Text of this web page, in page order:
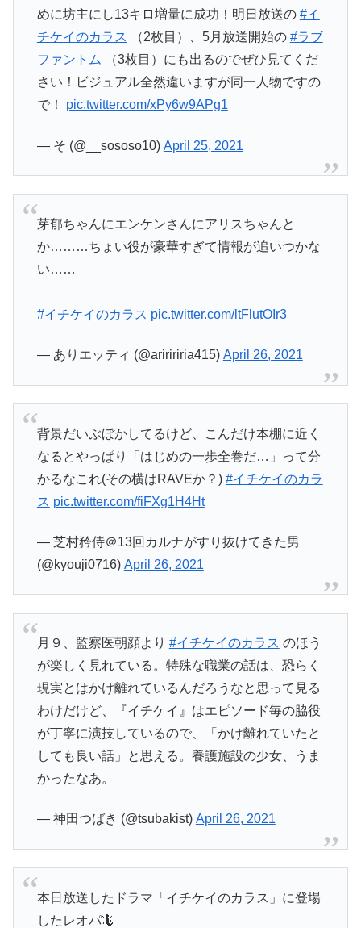
めに坊主にし13キロ増量に成功！明日放送の #イ
チケイのカラス
（2枚目）、5月放送開始の #ラブ
ファントム
（3枚目）にも出るのでぜひ見てくだ
さい！ビジュアル全然違いますが同一人物ですの
で！ pic.twitter.com/xPy6w9APg1
— そ (@__sososo10) April 25, 2021
芽郁ちゃんにエンケンさんにアリスちゃんと
か………ちょい役が豪華すぎて情報が追いつかな
い……
#イチケイのカラス pic.twitter.com/ltFlutOIr3
— ありエッティ (@ariririria415) April 26, 2021
背景だいぶぼかしてるけど、こんだけ本棚に近く
なるとやっぱり「はじめの一歩全巻だ…」って分
かるなこれ(その横はRAVEか？) #イチケイのカラ
ス pic.twitter.com/fiFXg1H4Ht
— 芝村矜侍＠13回カルナがすり抜けてきた男
(@kyouji0716) April 26, 2021
月９、監察医朝顔より #イチケイのカラス のほう
が楽しく見れている。特殊な職業の話は、恐らく
現実とはかけ離れているんだろうなと思って見る
わけだけど、『イチケイ』はエピソード毎の脇役
が丁寧に演技しているので、「かけ離れていたと
しても良い話」と思える。養護施設の少女、うま
かったなあ。
— 神田つばき (@tsubakist) April 26, 2021
本日放送したドラマ「イチケイのカラス」に登場
したレオパ🦎